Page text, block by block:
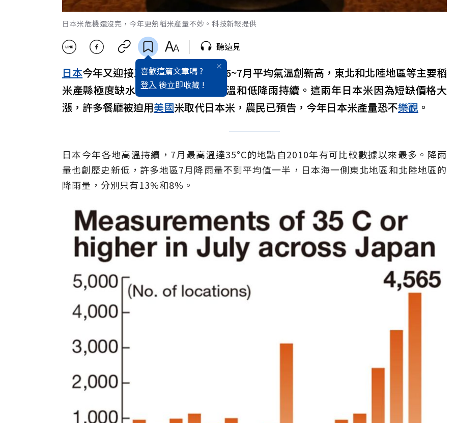
日本米危機還沒完，今年更熱稻米產量不妙。科技新報提供
喜歡這篇文章嗎 ?
登入 後立即收藏 !
聽遠見
日本今年又迎接又熱又少雨的夏天，6~7月平均氣溫創新高，東北和北陸地區等主要稻
米產縣極度缺水，科學家預估8月高溫和低降雨持續。這兩年日本米因為短缺價格大
漲，許多餐廳被迫用美國米取代日本米，農民已預告，今年日本米產量恐不樂觀 。
日本今年各地高溫持續，7月最高溫達35°C的地點自2010年有可比較數據以來最多。降雨
量也創歷史新低，許多地區7月降雨量不到平均值一半，日本海一側東北地區和北陸地區的
降雨量，分別只有13%和8%。